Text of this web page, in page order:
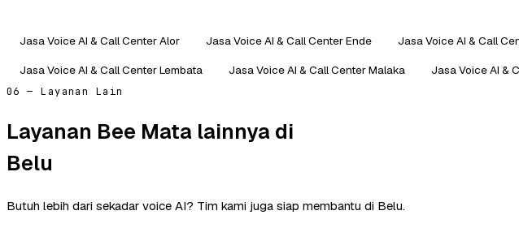
Jasa Voice AI & Call Center Alor Jasa Voice AI & Call Center Ende Jasa Voice AI & Call
Jasa Voice AI & Call Center Lembata
Jasa Voice AI & Call Center Malaka Jasa Voice AI &
06 — Layanan Lain
Layanan Bee Mata lainnya di
Belu
Butuh lebih dari sekadar voice AI? Tim kami juga siap membantu di Belu.